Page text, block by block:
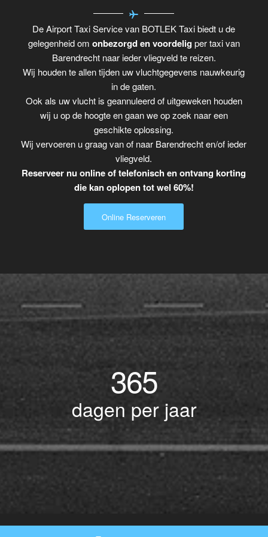
De Airport Taxi Service van BOTLEK Taxi biedt u de
gelegenheid om onbezorgd en voordelig per taxi van
Barendrecht naar ieder vliegveld te reizen.
Wij houden te allen tijden uw vluchtgegevens nauwkeurig
in de gaten.
Ook als uw vlucht is geannuleerd of uitgeweken houden
wij u op de hoogte en gaan we op zoek naar een
geschikte oplossing.
Wij vervoeren u graag van of naar Barendrecht en/of ieder
vliegveld.
Reserveer nu online of telefonisch en ontvang korting
die kan oplopen tot wel 60%!
Online Reserveren
365
dagen per jaar